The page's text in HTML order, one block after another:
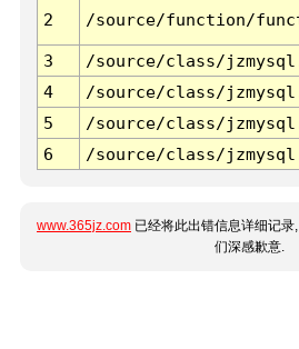
2 /source/function/
3 /source/class/
4
/source/class/
5
/source/class/
6
/source/class/
www.365jz.com 已经将此出错信息详细记
们深感歉意.